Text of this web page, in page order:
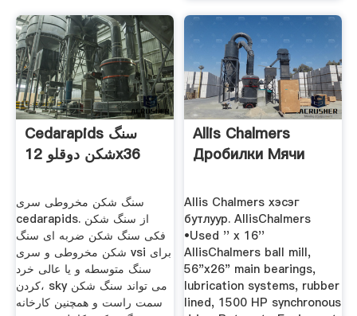
Cedarapids سنگ
شکن دوقلو 12x36
سنگ شکن مخروطی سری
cedarapids. از سنگ شکن
فکی سنگ شکن ضربه ای سنگ
شکن مخروطی و سری vsi برای
سنگ متوسطه و یا عالی خرد
کردن، sky می تواند سنگ شکن
سمت راست و همچنین کارخانه
Allis Chalmers
Дробилки Мячи
Allis Chalmers хэсэг
бутлуур. AllisChalmers
•Used '' x 16''
AllisChalmers ball mill,
56"x26" main bearings,
lubrication systems, rubber
lined, 1500 HP synchronous